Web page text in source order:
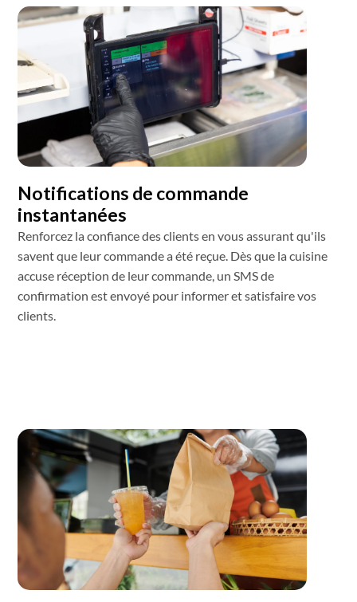
Notifications de commande
instantanées
Renforcez la confiance des clients en vous assurant qu'ils
savent que leur commande a été reçue. Dès que la cuisine
accuse réception de leur commande, un SMS de
confirmation est envoyé pour informer et satisfaire vos
clients.